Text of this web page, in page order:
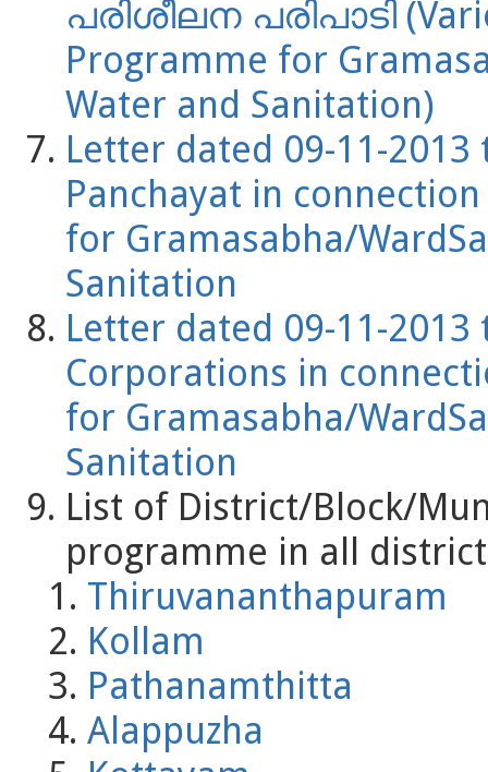
പരിശീലന പരിപാടി
Programme for
Water and Sanitation)
Letter dated 09-11-
Panchayat in
for Gramasabha/
Sanitation
Letter dated 09-11-
Corporations in
for Gramasabha/
Sanitation
List of District/Block/
programme in all
Thiruvananthapuram
Kollam
Pathanamthitta
Alappuzha